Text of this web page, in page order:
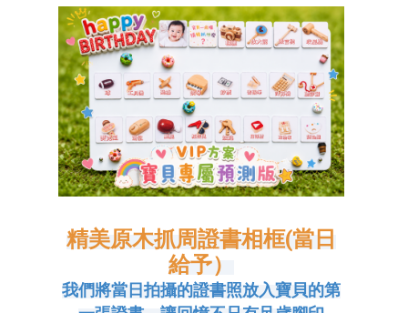
精美原木抓周證書相框(當日
給予）
我們將當日拍攝的證書照放入寶貝的第